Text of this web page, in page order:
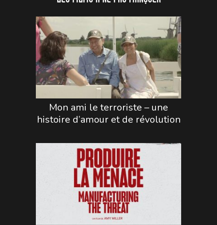
Mon ami le terroriste – une
histoire d’amour et de révolution